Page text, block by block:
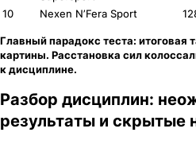
10
Nexen N’Fera Sport
Главный парадокс теста: итоговая
картины. Расстановка сил
к дисциплине.
Разбор дисциплин:
результаты и скрытые